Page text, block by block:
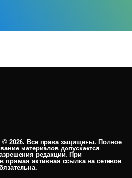
© 2026. Все права защищены. Полное
материалов допускается
редакции. При
прямая активная ссылка на сетевое